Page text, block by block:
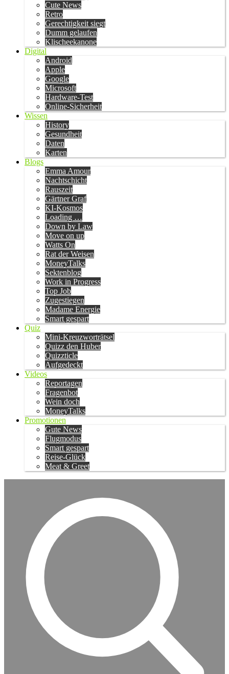
Cute News
Retro
Gerechtigkeit siegt
Dumm gelaufen
Klischeekanone
Digital
Android
Apple
Google
Microsoft
Hardware-Test
Online-Sicherheit
Wissen
History
Gesundheit
Daten
Karten
Blogs
Emma Amour
Nachtschicht
Rauszeit
Gärtner Graf
KI-Kosmos
Loading …
Down by Law
Move on up
Watts On
Rat der Weisen
MoneyTalks
Sektenblog
Work in Progress
Top Job
Zugestiegen
Madame Energie
Smart gespart
Quiz
Mini-Kreuzworträtsel
Quizz den Huber
Quizzticle
Aufgedeckt
Videos
Reportagen
Fragenbot
Wein doch
MoneyTalks
Promotionen
Gute News
Flugmodus
Smart gespart
Reise-Glück
Meat & Greet